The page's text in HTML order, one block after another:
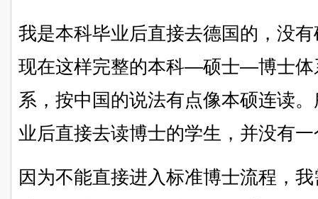
我是本科毕业后直接去德国的，没
现在这样完整的本科—硕士—博士体
系，按中国的说法有点像本硕连读
业后直接去读博士的学生，并没有
因为不能直接进入标准博士流程，